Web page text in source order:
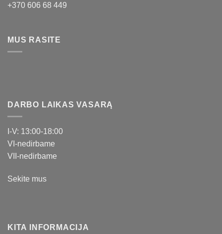
+370 606 68 449
MUS RASITE
DARBO LAIKAS VASARĄ
I-V: 13:00-18:00
VI-nedirbame
VII-nedirbame
Sekite mus
KITA INFORMACIJA